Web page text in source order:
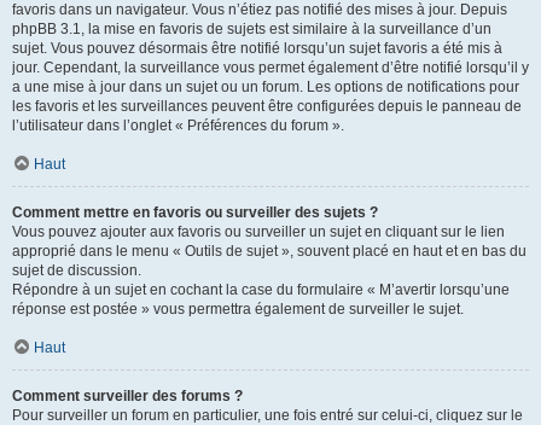
favoris dans un navigateur. Vous n’étiez pas notifié des mises à jour. Depuis
phpBB 3.1, la mise en favoris de sujets est similaire à la surveillance d’un
sujet. Vous pouvez désormais être notifié lorsqu’un sujet favoris a été mis à
jour. Cependant, la surveillance vous permet également d’être notifié lorsqu’il y
a une mise à jour dans un sujet ou un forum. Les options de notifications pour
les favoris et les surveillances peuvent être configurées depuis le panneau de
l’utilisateur dans l’onglet « Préférences du forum ».
Haut
Comment mettre en favoris ou surveiller des sujets ?
Vous pouvez ajouter aux favoris ou surveiller un sujet en cliquant sur le lien
approprié dans le menu « Outils de sujet », souvent placé en haut et en bas du
sujet de discussion.
Répondre à un sujet en cochant la case du formulaire « M’avertir lorsqu’une
réponse est postée » vous permettra également de surveiller le sujet.
Haut
Comment surveiller des forums ?
Pour surveiller un forum en particulier, une fois entré sur celui-ci, cliquez sur le